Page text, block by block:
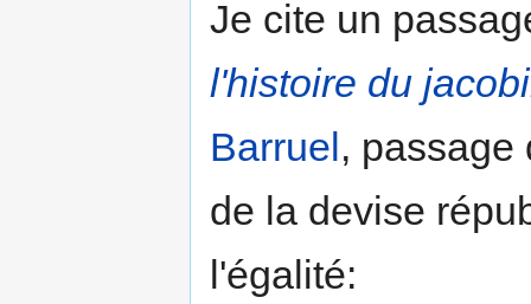
Je cite un
l'histoire du
Barruel, passage
de la devise
l'égalité: